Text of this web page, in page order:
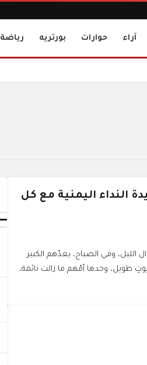
آراء حوارات بورتريه رياضة
النداء اليمنية مع كل
وفي الصباح، يعدّهم الكبير
طويل، وحدها أمّهم ما زالت نائمة،